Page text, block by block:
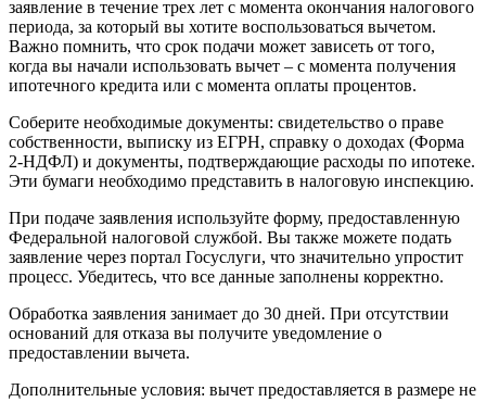
заявление в течение трех лет с момента окончания налогового
периода, за который вы хотите воспользоваться вычетом.
Важно помнить, что срок подачи может зависеть от того,
когда вы начали использовать вычет – с момента получения
ипотечного кредита или с момента оплаты процентов.
Соберите необходимые документы: свидетельство о праве
собственности, выписку из ЕГРН, справку о доходах (Форма
2-НДФЛ) и документы, подтверждающие расходы по ипотеке.
Эти бумаги необходимо представить в налоговую инспекцию.
При подаче заявления используйте форму, предоставленную
Федеральной налоговой службой. Вы также можете подать
заявление через портал Госуслуги, что значительно упростит
процесс. Убедитесь, что все данные заполнены корректно.
Обработка заявления занимает до 30 дней. При отсутствии
оснований для отказа вы получите уведомление о
предоставлении вычета.
Дополнительные условия: вычет предоставляется в размере не